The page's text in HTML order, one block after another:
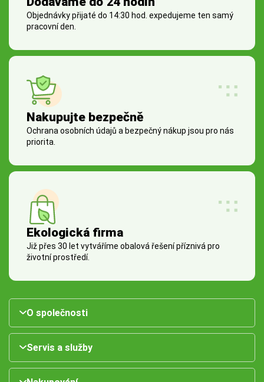
Objednávky přijaté do 14:30 hod. expedujeme ten samý
pracovní den.
Nakupujte bezpečně
Ochrana osobních údajů a bezpečný nákup jsou pro nás
priorita.
Ekologická firma
Již přes 30 let vytváříme obalová řešení příznivá pro
životní prostředí.
O společnosti
Servis a služby